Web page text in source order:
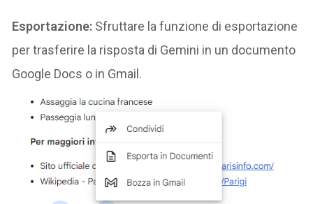
Esportazione: Sfruttare la funzione di esportazione
per trasferire la risposta di Gemini in un documento
Google Docs o in Gmail.